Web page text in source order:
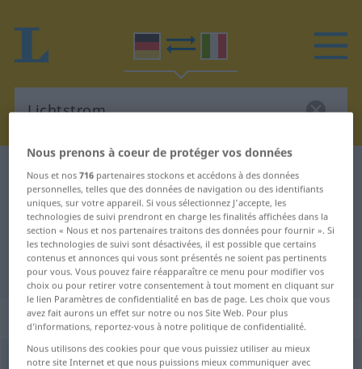
Dictionnaire Allemand-Italien Lichtstrom
Traduction Allemand-Italien de
"Lichtstrom"
"Lichtstrom" - traduction Italien
„Lichtstrom“: Maskulinum
Lichtstromm <-[e]s;-ströme>
Nous prenons à coeur de protéger vos données
Nous et nos716 partenaires stockons et accédons à des données
personnelles, telles que des données de navigation ou des identifiants
uniques, sur votre appareil. Si vous sélectionnez J'accepte, les
technologies de suivi prendront en charge les finalités affichées dans la
section « Nous et nos partenaires traitons des données pour fournir ». Si
les technologies de suivi sont désactivées, il est possible que certains
contenus et annonces qui vous sont présentés ne soient pas pertinents
pour vous. Vous pouvez faire réapparaître ce menu pour modifier vos
choix ou pour retirer votre consentement à tout moment en cliquant sur
le lien Paramètres de confidentialité en bas de page. Les choix que vous
avez fait aurons un effet sur notre ou nos Site Web. Pour plus
d’informations, reportez-vous à notre politique de confidentialité.
Nous utilisons des cookies pour que vous puissiez utiliser au mieux
notre site Internet et que nous puissions mieux communiquer avec